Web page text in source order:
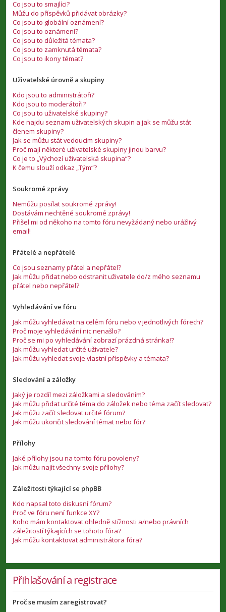
Co jsou to smajlíci?
Můžu do příspěvků přidávat obrázky?
Co jsou to globální oznámení?
Co jsou to oznámení?
Co jsou to důležitá témata?
Co jsou to zamknutá témata?
Co jsou to ikony témat?
Uživatelské úrovně a skupiny
Kdo jsou to administrátoři?
Kdo jsou to moderátoři?
Co jsou to uživatelské skupiny?
Kde najdu seznam uživatelských skupin a jak se můžu stát
členem skupiny?
Jak se můžu stát vedoucím skupiny?
Proč mají některé uživatelské skupiny jinou barvu?
Co je to „Výchozí uživatelská skupina“?
K čemu slouží odkaz „Tým“?
Soukromé zprávy
Nemůžu posílat soukromé zprávy!
Dostávám nechtěné soukromé zprávy!
Přišel mi od někoho na tomto fóru nevyžádaný nebo urážlivý
email!
Přátelé a nepřátelé
Co jsou seznamy přátel a nepřátel?
Jak můžu přidat nebo odstranit uživatele do/z mého seznamu
přátel nebo nepřátel?
Vyhledávání ve fóru
Jak můžu vyhledávat na celém fóru nebo v jednotlivých fórech?
Proč moje vyhledávání nic nenašlo?
Proč se mi po vyhledávání zobrazí prázdná stránka!?
Jak můžu vyhledat určité uživatele?
Jak můžu vyhledat svoje vlastní příspěvky a témata?
Sledování a záložky
Jaký je rozdíl mezi záložkami a sledováním?
Jak můžu přidat určité téma do záložek nebo téma začít sledovat?
Jak můžu začít sledovat určité fórum?
Jak můžu ukončit sledování témat nebo fór?
Přílohy
Jaké přílohy jsou na tomto fóru povoleny?
Jak můžu najít všechny svoje přílohy?
Záležitosti týkající se phpBB
Kdo napsal toto diskusní fórum?
Proč ve fóru není funkce XY?
Koho mám kontaktovat ohledně stížnosti a/nebo právních
záležitostí týkajících se tohoto fóra?
Jak můžu kontaktovat administrátora fóra?
Přihlašování a registrace
Proč se musím zaregistrovat?